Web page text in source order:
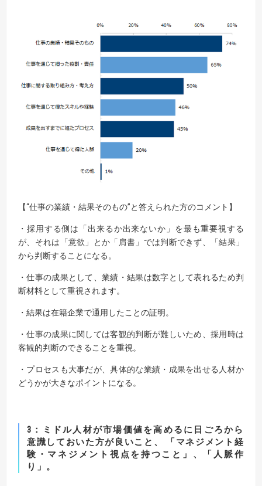
【“仕事の業績・結果そのもの”と答えられた方のコメント】
・採用する側は「出来るか出来ないか」を最も重要視する
が、それは「意欲」とか「肩書」では判断できず、「結果」
から判断することになる。
・仕事の成果として、業績・結果は数字として表れるため判
断材料として重視されます。
・結果は在籍企業で通用したことの証明。
・仕事の成果に関しては客観的判断が難しいため、採用時は
客観的判断のできることを重視。
・プロセスも大事だが、具体的な業績・成果を出せる人材か
どうかが大きなポイントになる。
3：ミドル人材が市場価値を高めるに日ごろから
意識しておいた方が良いこと、
「マネジメント経
験・マネジメント視点を持つこと」、「人脈作
り」。